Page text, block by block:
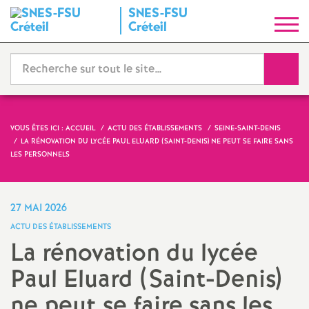
SNES-FSU
Créteil
y
n
d
t
VOUS ÊTES ICI : ACCUEIL ACTU DES ÉTABLISSEMENTS
SEINE-SAINT-DENIS
LA RÉNOVATION DU LYCÉE PAUL ELUARD (SAINT-DENIS) NE PEUT SE FAIRE SANS
LES PERSONNELS
27 MAI 2026
ACTU DES ÉTABLISSEMENTS
La rénovation du lycée
Paul Eluard (Saint-Denis)